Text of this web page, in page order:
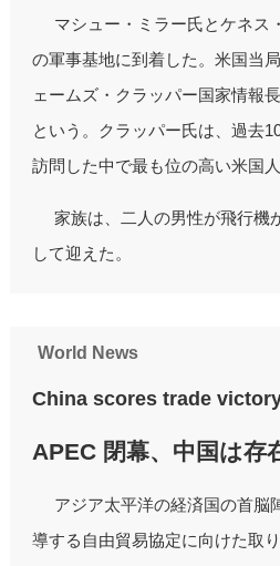
マシュー・ミラー氏とケネス
の軍事基地に到着した。米国当
ェームズ・クラッパー国家情報
という。クラッパー氏は、過去
訪問した中で最も位の高い米国人
家族は、二人の男性が飛行機
して迎えた。
World News
China scores trade victory
APEC 閉幕、中国は存
アジア太平洋の経済国の首脳
導する自由貿易協定に向けた取